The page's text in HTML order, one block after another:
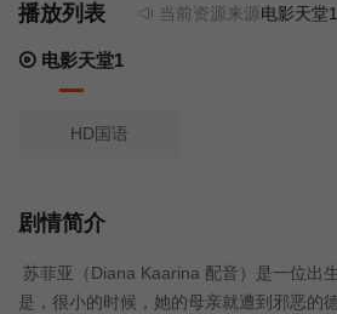
播放列表 当前资源来源电影天堂1
电影天堂1
HD国语
剧情简介
苏菲亚（Diana Kaarina 配音）是一位出
是，很小的时候，她的母亲就遭到邪恶的